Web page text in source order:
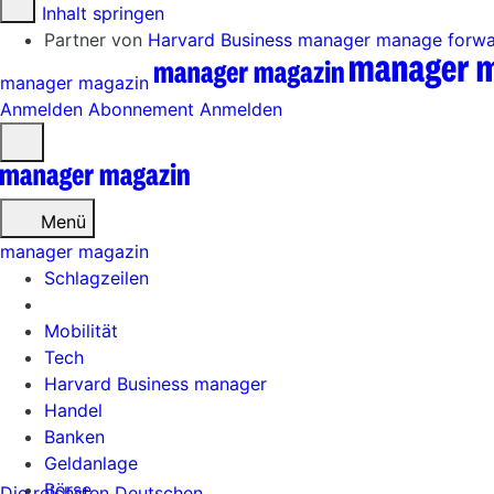
Zum Inhalt springen
Partner von Harvard Business manager manage
manager magazin
Anmelden Abonnement Anmelden
öffnen
Menü
Schlagzeilen
Mobilität
Tech
Harvard Business manager
Handel
Banken
Geldanlage
Börse
manager magazin